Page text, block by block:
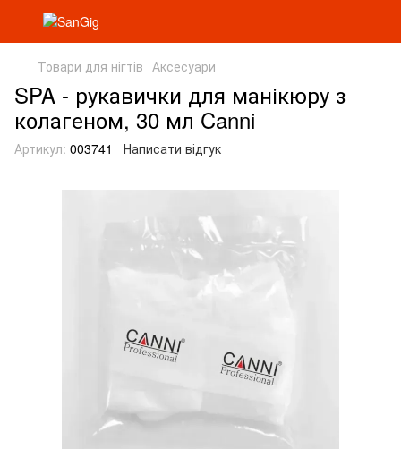
Товари для нігтів Аксесуари
SPA - рукавички для манікюру з
колагеном, 30 мл Canni
Артикул: 003741 Написати відгук